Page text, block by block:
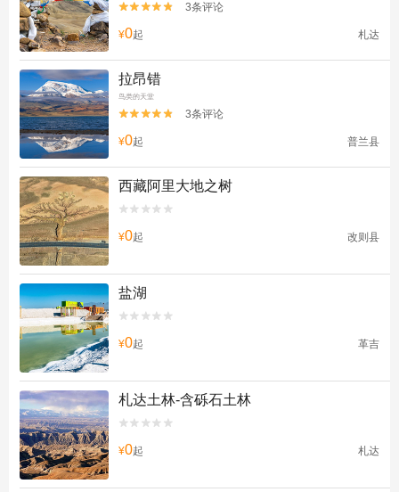

 3条评论
¥0起 札达
拉昂错
鸟类的天堂

 3条评论
¥0起 普兰县
西藏阿里大地之树


¥0起 改则县
盐湖


¥0起 革吉
札达土林-含砾石土林


¥0起 札达